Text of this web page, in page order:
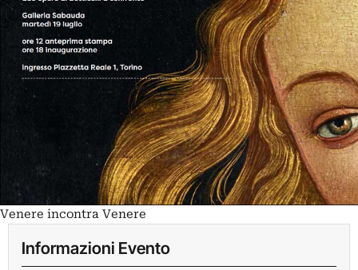
Venere incontra Venere
Informazioni Evento